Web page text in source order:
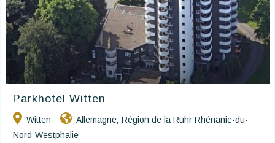
Parkhotel Witten
Witten Allemagne, Région de la Ruhr Rhénanie-du-
Nord-Westphalie